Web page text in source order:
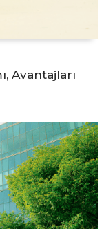
Avantajları